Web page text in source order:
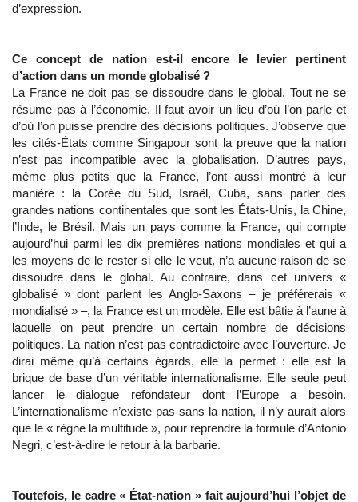
d’expression.
Ce concept de nation est-il encore le levier pertinent
d’action dans un monde globalisé ?
La France ne doit pas se dissoudre dans le global. Tout ne se
résume pas à l’économie. Il faut avoir un lieu d’où l’on parle et
d’où l’on puisse prendre des décisions politiques. J’observe que
les cités-États comme Singapour sont la preuve que la nation
n’est pas incompatible avec la globalisation. D’autres pays,
même plus petits que la France, l’ont aussi montré à leur
manière : la Corée du Sud, Israël, Cuba, sans parler des
grandes nations continentales que sont les États-Unis, la Chine,
l’Inde, le Brésil. Mais un pays comme la France, qui compte
aujourd’hui parmi les dix premières nations mondiales et qui a
les moyens de le rester si elle le veut, n’a aucune raison de se
dissoudre dans le global. Au contraire, dans cet univers «
globalisé » dont parlent les Anglo-Saxons – je préférerais «
mondialisé » –, la France est un modèle. Elle est bâtie à l’aune à
laquelle on peut prendre un certain nombre de décisions
politiques. La nation n’est pas contradictoire avec l’ouverture. Je
dirai même qu’à certains égards, elle la permet : elle est la
brique de base d’un véritable internationalisme. Elle seule peut
lancer le dialogue refondateur dont l’Europe a besoin.
L’internationalisme n’existe pas sans la nation, il n’y aurait alors
que le « règne la multitude », pour reprendre la formule d’Antonio
Negri, c’est-à-dire le retour à la barbarie.
Toutefois, le cadre « État-nation » fait aujourd’hui l’objet de